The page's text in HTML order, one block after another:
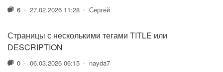
6 • 27.02.2026 11:28 • Сергей
Страницы с несколькими тегами TITLE или
DESCRIPTION
0 • 06.03.2026 06:15 • nayda7